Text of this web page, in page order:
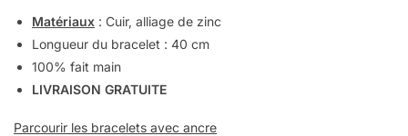
Matériaux : Cuir, alliage de zinc
Longueur du bracelet : 40 cm
100% fait main
LIVRAISON GRATUITE
Parcourir les bracelets avec ancre